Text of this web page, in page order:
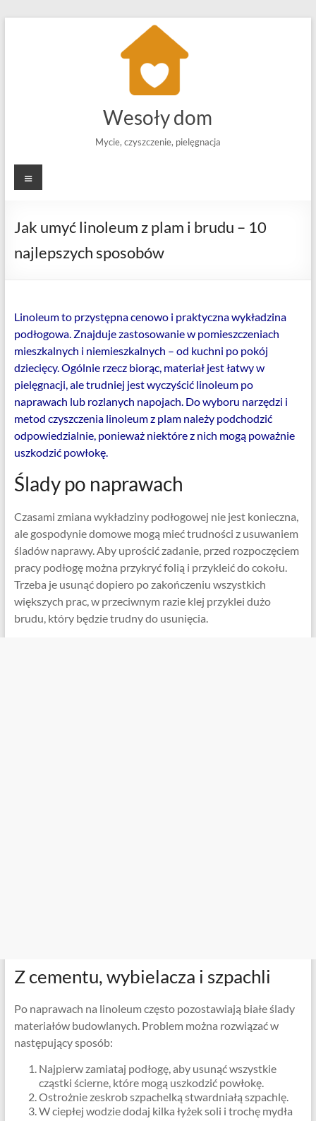
Wesoły dom
Mycie, czyszczenie, pielęgnacja
Menu
Jak umyć linoleum z plam i brudu – 10
najlepszych sposobów
Linoleum to przystępna cenowo i praktyczna wykładzina
podłogowa. Znajduje zastosowanie w pomieszczeniach
mieszkalnych i niemieszkalnych – od kuchni po pokój
dziecięcy. Ogólnie rzecz biorąc, materiał jest łatwy w
pielęgnacji, ale trudniej jest wyczyścić linoleum po
naprawach lub rozlanych napojach. Do wyboru narzędzi i
metod czyszczenia linoleum z plam należy podchodzić
odpowiedzialnie, ponieważ niektóre z nich mogą poważnie
uszkodzić powłokę.
Ślady po naprawach
Czasami zmiana wykładziny podłogowej nie jest konieczna,
ale gospodynie domowe mogą mieć trudności z usuwaniem
śladów naprawy. Aby uprościć zadanie, przed rozpoczęciem
pracy podłogę można przykryć folią i przykleić do cokołu.
Trzeba je usunąć dopiero po zakończeniu wszystkich
większych prac, w przeciwnym razie klej przyklei dużo
brudu, który będzie trudny do usunięcia.
Z cementu, wybielacza i szpachli
Po naprawach na linoleum często pozostawiają białe ślady
materiałów budowlanych. Problem można rozwiązać w
następujący sposób:
Najpierw zamiataj podłogę, aby usunąć wszystkie
cząstki ścierne, które mogą uszkodzić powłokę.
Ostrożnie zeskrob szpachelką stwardniałą szpachlę.
W ciepłej wodzie dodaj kilka łyżek soli i trochę mydła